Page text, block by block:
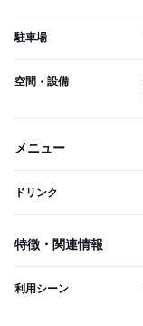
駐車場
空間・設備
メニュー
ドリンク
特徴・関連情報
利用シーン